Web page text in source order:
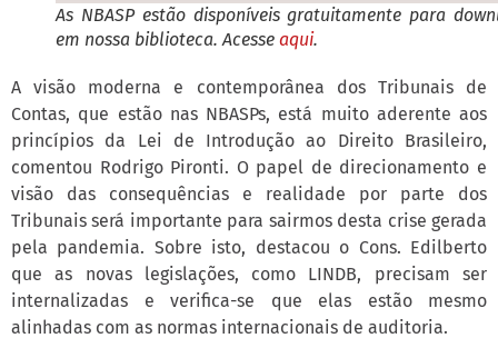
As NBASP estão disponíveis gratuitamente para
em nossa biblioteca. Acesse aqui.
A visão moderna e contemporânea dos Tribunais de
Contas, que estão nas NBASPs, está muito aderente aos
princípios da Lei de Introdução ao Direito Brasileiro,
comentou Rodrigo Pironti. O papel de direcionamento e
visão das consequências e realidade por parte dos
Tribunais será importante para sairmos desta crise gerada
pela pandemia. Sobre isto, destacou o Cons. Edilberto
que as novas legislações, como LINDB, precisam ser
internalizadas e verifica-se que elas estão mesmo
alinhadas com as normas internacionais de auditoria.